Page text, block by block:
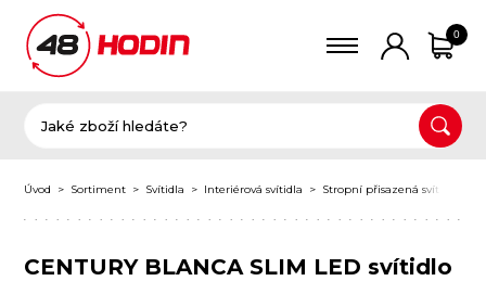
0
Úvod Sortiment Svítidla Interiérová svítidla Stropní přisazená svítidla
CENTURY BLANCA SLIM LED svítidlo